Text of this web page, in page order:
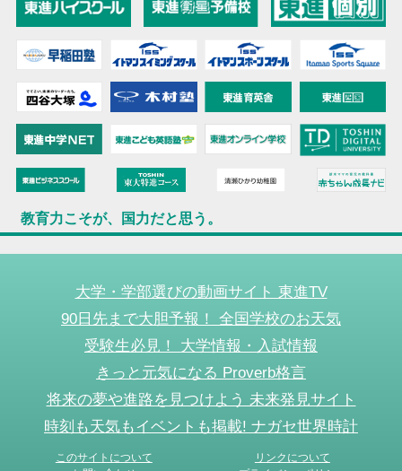
教育力こそが、国力だと思う。
大学・学部選びの動画サイト 東進TV
90日先まで大胆予報！ 全国学校のお天気
受験生必見！ 大学情報・入試情報
きっと元気になる Proverb格言
将来の夢や進路を見つけよう 未来発見サイト
時刻も天気もイベントも掲載! ナガセ世界時計
このサイトについて
リンクについて